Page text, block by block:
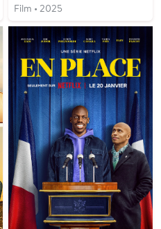
Film • 2025